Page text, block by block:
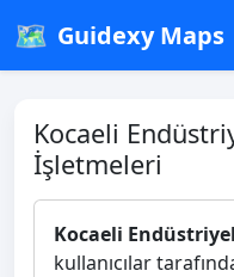
🗺️ Guidexy Maps
Kocaeli
İşletmeleri
Kocaeli
kullanıcılar